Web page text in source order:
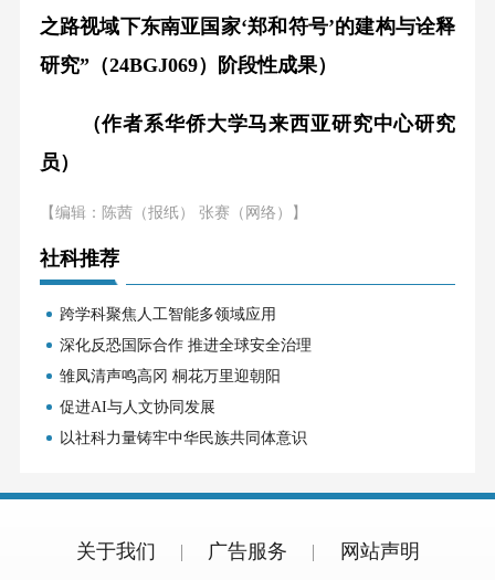
之路视域下东南亚国家‘郑和符号’的建构与诠释
研究”（24BGJ069）阶段性成果）
（作者系华侨大学马来西亚研究中心研究
员）
【编辑：陈茜（报纸） 张赛（网络）】
社科推荐
跨学科聚焦人工智能多领域应用
深化反恐国际合作 推进全球安全治理
雏凤清声鸣高冈 桐花万里迎朝阳
促进AI与人文协同发展
以社科力量铸牢中华民族共同体意识
关于我们 广告服务
网站声明